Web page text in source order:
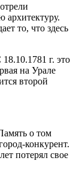
архитектуру.
то, что здесь
г. это
на Урале
второй
о том
конкурент.
потерял свое